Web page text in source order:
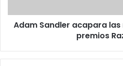
Razzies
Adam Sandler acapara
premios